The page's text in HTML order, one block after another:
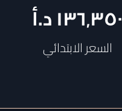
١٣٦٬٣٥٠د.أ
السعر الابتدائي